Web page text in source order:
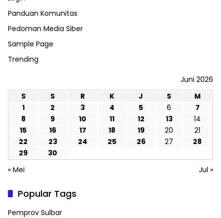
Panduan Komunitas
Pedoman Media Siber
Sample Page
Trending
Juni 2026
S
S R K J S
M
1
2 3 4 5 6
7
8
9 10 11 12 13
14
15
16 17 18 19 20
21
22
23 24 25 26 27
28
29
30
« Mei
Jul »
Popular Tags
Pemprov Sulbar